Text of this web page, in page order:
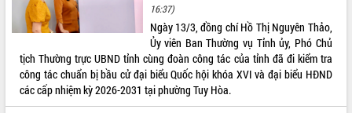
16:37)
Ngày 13/3, đồng chí Hồ Thị Nguyên Thảo,
Ủy viên Ban Thường vụ Tỉnh ủy, Phó Chủ
tịch Thường trực UBND tỉnh cùng đoàn công tác của tỉnh đã đi kiểm tra
công tác chuẩn bị bầu cử đại biểu Quốc hội khóa XVI và đại biểu HĐND
các cấp nhiệm kỳ 2026-2031 tại phường Tuy Hòa.